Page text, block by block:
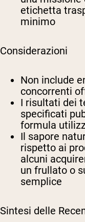
etichetta
minimo
Considerazioni
Non include
concorrenti
I risultati dei
specificati
formula
Il sapore
rispetto ai
alcuni
un frullato o
semplice
Sintesi delle